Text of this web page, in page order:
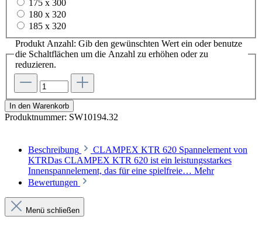
175 x 300
180 x 320
185 x 320
Produkt Anzahl: Gib den gewünschten Wert ein oder benutze
die Schaltflächen um die Anzahl zu erhöhen oder zu
reduzieren.
In den Warenkorb
Produktnummer: SW10194.32
Beschreibung
CLAMPEX KTR 620 Spannelement von
KTRDas CLAMPEX KTR 620 ist ein leistungsstarkes
Innenspannelement, das für eine spielfreie… Mehr
Bewertungen
Menü schließen